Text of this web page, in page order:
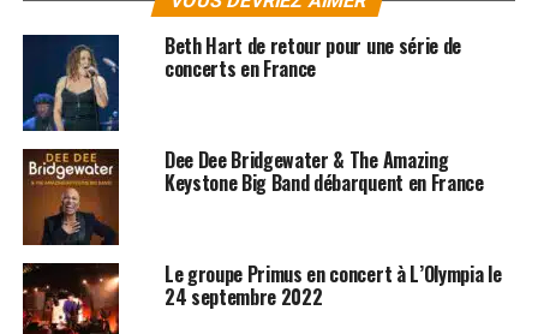
Quelque part entre ESG etJay Jay Johanson, « Rules » ne
manquera pas d’illuminer d’un soleil boréal votre
stereo.
Les albums de The Whitest Boy sont disponibles sur
Amazon
SUJETS ASSOCIÉS:
Beth Hart de retour pour une série de
concerts en France
Dee Dee Bridgewater & The Amazing
Keystone Big Band débarquent en France
Le groupe Primus en concert à L’Olympia le
24 septembre 2022